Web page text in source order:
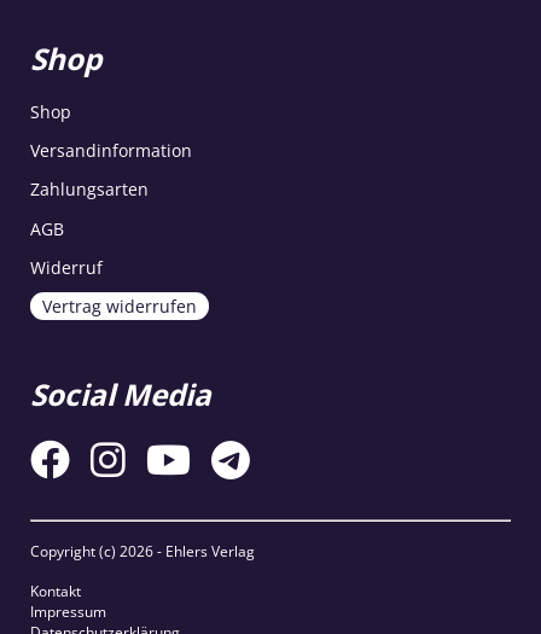
Shop
Shop
Versandinformation
Zahlungsarten
AGB
Widerruf
Vertrag widerrufen
Social Media
Copyright (c) 2026 - Ehlers Verlag
Kontakt
Impressum